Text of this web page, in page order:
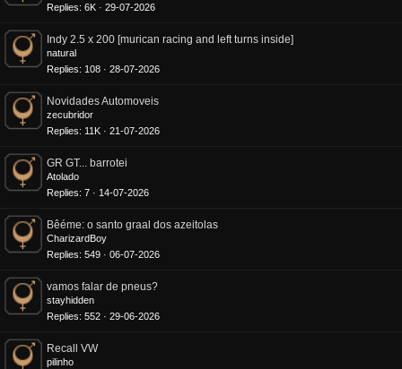
Replies 6K 29-07-2026
Indy 2.5 x 200 [murican racing and left turns inside]
natural
Replies
108 28-07-2026
Novidades Automoveis
zecubridor
Replies
11K 21-07-2026
GR GT... barrotei
Atolado
Replies 7 14-07-2026
Bêéme: o santo graal dos azeitolas
CharizardBoy
Replies 549 06-07-2026
vamos falar de pneus?
stayhidden
Replies 552 29-06-2026
Recall VW
pilinho